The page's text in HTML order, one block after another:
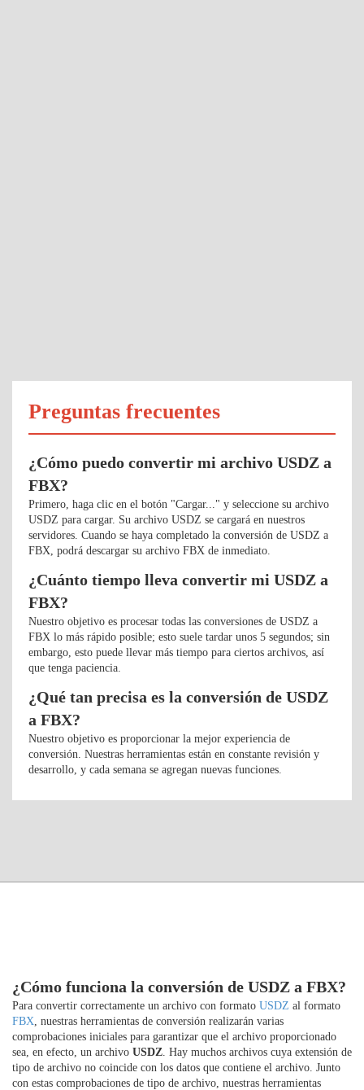
Preguntas frecuentes
¿Cómo puedo convertir mi archivo USDZ a
FBX?
Primero, haga clic en el botón "Cargar..." y seleccione su archivo
USDZ para cargar. Su archivo USDZ se cargará en nuestros
servidores. Cuando se haya completado la conversión de USDZ a
FBX, podrá descargar su archivo FBX de inmediato.
¿Cuánto tiempo lleva convertir mi USDZ a
FBX?
Nuestro objetivo es procesar todas las conversiones de USDZ a
FBX lo más rápido posible; esto suele tardar unos 5 segundos; sin
embargo, esto puede llevar más tiempo para ciertos archivos, así
que tenga paciencia.
¿Qué tan precisa es la conversión de USDZ
a FBX?
Nuestro objetivo es proporcionar la mejor experiencia de
conversión. Nuestras herramientas están en constante revisión y
desarrollo, y cada semana se agregan nuevas funciones.
¿Cómo funciona la conversión de USDZ a FBX?
Para convertir correctamente un archivo con formato USDZ al formato
FBX, nuestras herramientas de conversión realizarán varias
comprobaciones iniciales para garantizar que el archivo proporcionado
sea, en efecto, un archivo USDZ. Hay muchos archivos cuya extensión de
tipo de archivo no coincide con los datos que contiene el archivo. Junto
con estas comprobaciones de tipo de archivo, nuestras herramientas